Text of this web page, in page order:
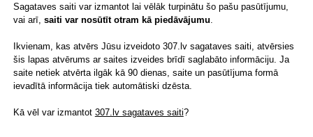
Sagataves saiti var izmantot lai vēlāk turpinātu šo pašu pasūtījumu,
vai arī, saiti var nosūtīt otram kā piedāvājumu
Ikvienam, kas atvērs Jūsu izveidoto 307.lv sagataves saiti, atvērsies
šis lapas atvērums ar saites izveides brīdī saglabāto informāciju. Ja
saite netiek atvērta ilgāk kā 90 dienas, saite un pasūtījuma formā
ievadītā informācija tiek automātiski dzēsta.
Kā vēl var izmantot 307.lv sagataves saiti?